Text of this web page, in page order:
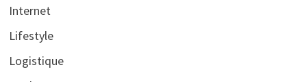
Internet
Lifestyle
Logistique